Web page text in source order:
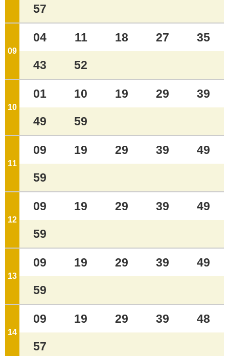
57
09 ジ
04 11 18 27 35
43 52
10 ジ
01 10 19 29 39
49 59
11 ジ
09 19 29 39 49
59
12 ジ
09 19 29 39 49
59
13 ジ
09 19 29 39 49
59
14 ジ
09 19 29 39 48
57